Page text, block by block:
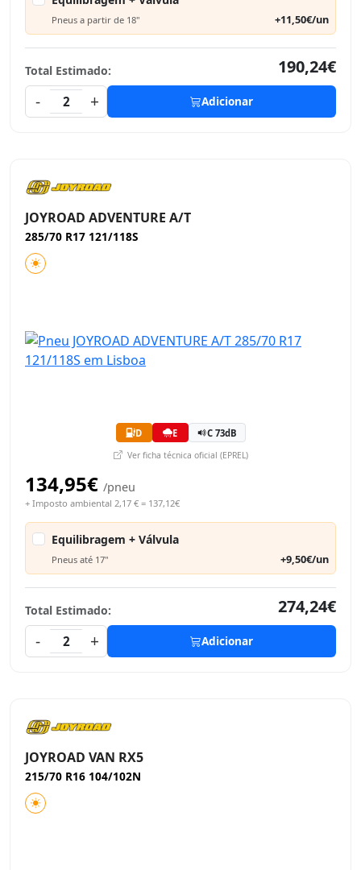
Pneus a partir de 18" +11,50€/un
Total Estimado:
190,24€
-
2 + Adicionar
JOYROAD ADVENTURE A/T
285/70 R17 121/118S
D E C 73dB
Ver ficha técnica oficial (EPREL)
134,95€ /pneu
+ Imposto ambiental 2,17 € = 137,12€
Equilibragem + Válvula
Pneus até 17" +9,50€/un
Total Estimado:
274,24€
-
2 + Adicionar
JOYROAD VAN RX5
215/70 R16 104/102N